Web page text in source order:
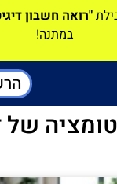
"רואה חשבון
במתנה!
של